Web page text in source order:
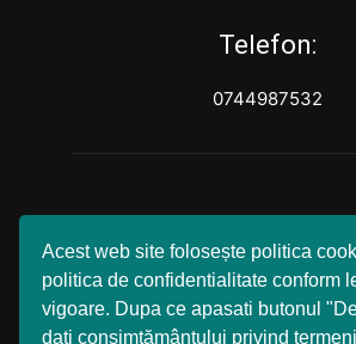
Acest web site folosește politica
politica de confidentialitate conform
vigoare. Dupa ce apasati butonul
dati consimțământului privind
Telefon:
0744987532